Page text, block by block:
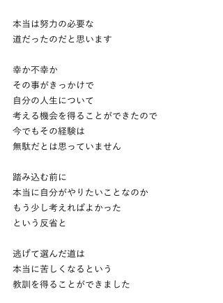
本当は努力の必要な
道だったのだと思います
幸か不幸か
その事がきっかけで
自分の人生について
考える機会を得ることができたので
今でもその経験は
無駄だとは思っていません
踏み込む前に
本当に自分がやりたいことなのか
もう少し考えればよかった
という反省と
逃げて選んだ道は
本当に苦しくなるという
教訓を得ることができました